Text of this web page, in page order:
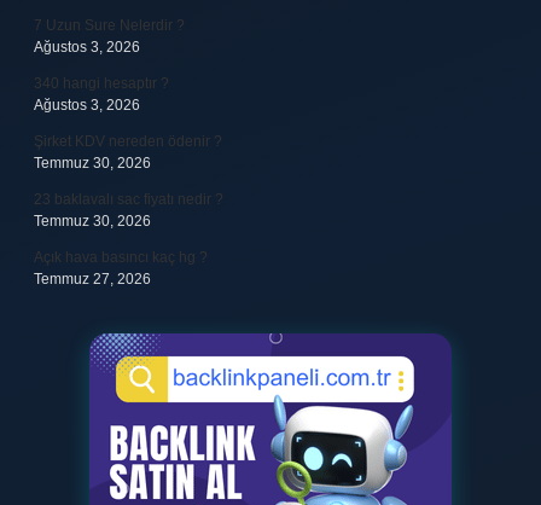
7 Uzun Sure Nelerdir ?
Ağustos 3, 2026
340 hangi hesaptır ?
Ağustos 3, 2026
Şirket KDV nereden ödenir ?
Temmuz 30, 2026
23 baklavalı sac fiyatı nedir ?
Temmuz 30, 2026
Açık hava basıncı kaç hg ?
Temmuz 27, 2026